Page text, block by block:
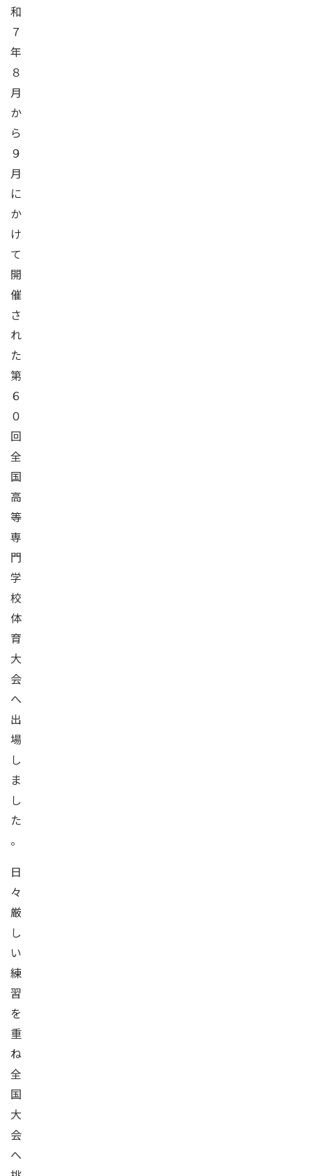
和
７
年
８
月
か
ら
９
月
に
か
け
て
開
催
さ
れ
た
第
６
０
回
全
国
高
等
専
門
学
校
体
育
大
会
へ
出
場
し
ま
し
た
。
日
々
厳
し
い
練
習
を
重
ね
全
国
大
会
へ